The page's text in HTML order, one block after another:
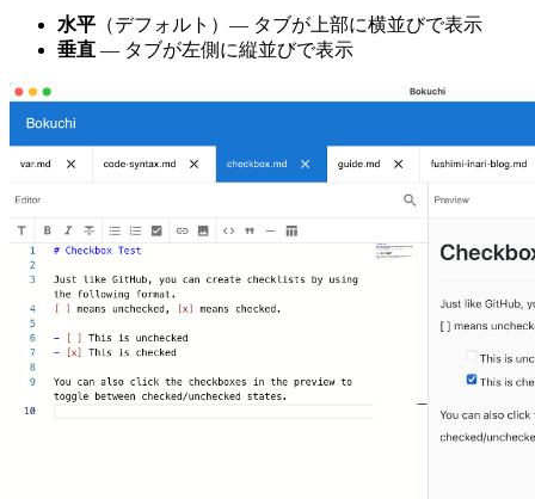
水平 （デフォルト）— タブが上部に横並びで表示
垂直 — タブが左側に縦並びで表示